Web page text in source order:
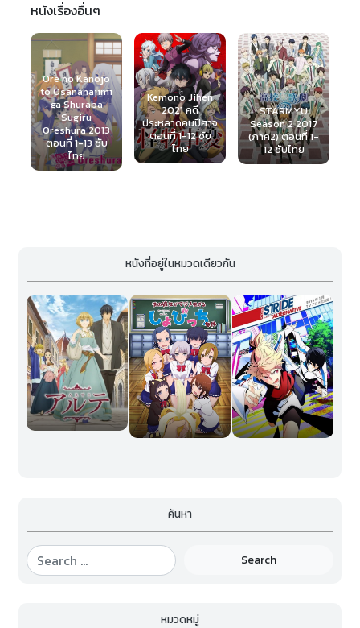
หนังเรื่องอื่นๆ
Ore no Kanojo
to Osananajimi
ga Shuraba
Sugiru
Oreshura 2013
ตอนที่ 1-13 ซับ
ไทย
Kemono Jihen
2021 คดี
ประหลาดคนปีศาจ
ตอนที่ 1-12 ซับ
ไทย
STARMYU
Season 2 2017
(ภาค2) ตอนที่ 1-
12 ซับไทย
หนังที่อยู่ในหมวดเดียวกัน
ค้นหา
Search
หมวดหมู่